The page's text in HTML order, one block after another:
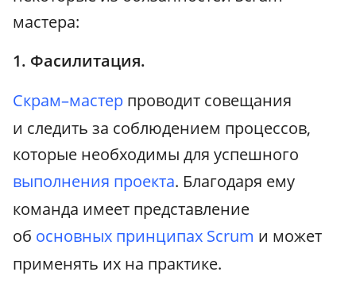
мастера:
1. Фасилитация.
Скрам–мастер проводит совещания
и следить за соблюдением процессов,
которые необходимы для успешного
выполнения проекта. Благодаря ему
команда имеет представление
об основных принципах Scrum и может
применять их на практике.